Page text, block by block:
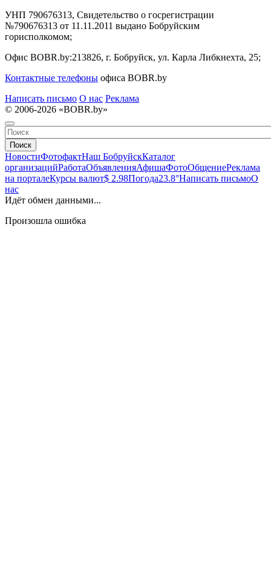
УНП 790676313, Свидетельство о госрегистрации
№790676313 от 11.11.2011 выдано Бобруйским
горисполкомом;
Офис BOBR.by:213826, г. Бобруйск, ул. Карла Либкнехта, 25;
Контактные телефоны офиса BOBR.by
Написать письмо О нас Реклама
© 2006-2026 «BOBR.by»
Поиск
НовостиФотофактНаш БобруйскКаталог
организацийРаботаОбъявленияАфишаФотоОбщениеРеклама
на порталеКурсы валют$ 2.98Погода23.8°Написать письмоО
нас
Идёт обмен данными...
Произошла ошибка